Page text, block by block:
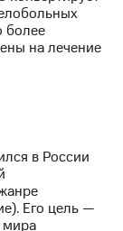
более
на лечение
в России
Его цель —
мира